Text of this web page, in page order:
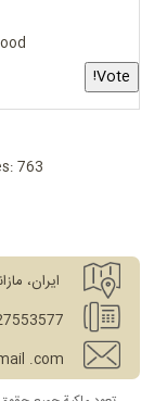
763
ایران،
.com